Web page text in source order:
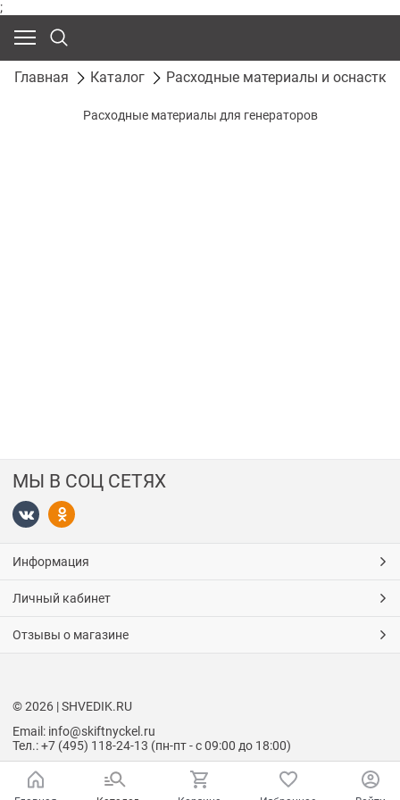
;
Главная Каталог Расходные материалы и оснастка
Расходные материалы для генераторов
МЫ В СОЦ СЕТЯХ
Информация
Личный кабинет
Отзывы о магазине
© 2026 | SHVEDIK.RU
Email: info@skiftnyckel.ru
Тел.: +7 (495) 118-24-13 (пн-пт - с 09:00 до 18:00)